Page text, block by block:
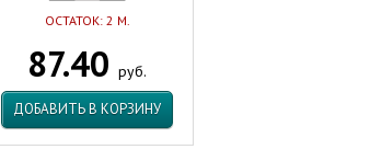
ОСТАТОК: 2 М.
87.40 руб.
ДОБАВИТЬ В КОРЗИНУ